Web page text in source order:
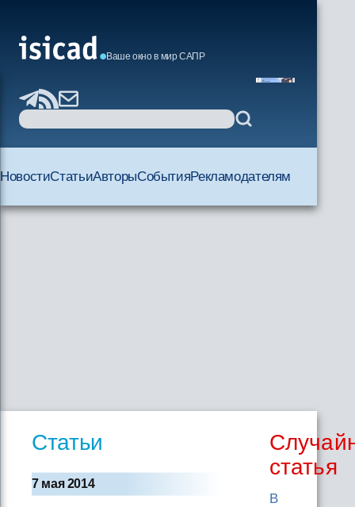
Ваше окно в мир САПР
НовостиСтатьиАвторыСобытияРекламодателям
Статьи
7 мая 2014
статья
В